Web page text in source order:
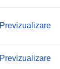
Previzualizare
Previzualizare